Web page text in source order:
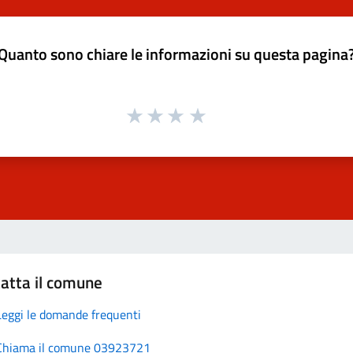
sono chiare le informazioni su questa
il comune
le domande frequenti
il comune 03923721